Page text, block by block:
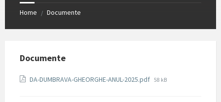
Home / Documente
Documente
DA-DUMBRAVA-GHEORGHE-ANUL-2025.pdf File
58 kB